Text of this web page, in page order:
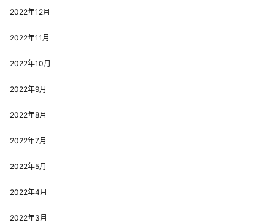
2022年12月
2022年11月
2022年10月
2022年9月
2022年8月
2022年7月
2022年5月
2022年4月
2022年3月